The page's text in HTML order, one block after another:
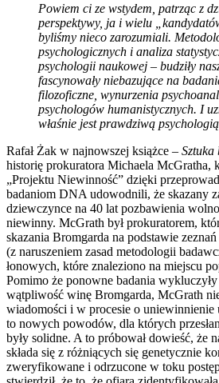
Powiem ci ze wstydem, patrząc z
perspektywy, ja i wielu
byliśmy nieco zarozumiali.
psychologicznych i analiza
psychologii naukowej – budziły
fascynowały niebazujące na
filozoficzne, wynurzenia
psychologów humanistycznych. I
właśnie jest prawdziwą
Rafał Żak w najnowszej książce – Sztuka
historię prokuratora Michaela McGratha,
„Projektu Niewinność” dzięki
badaniom DNA udowodnili, że skazany
dziewczynce na 40 lat pozbawienia
niewinny. McGrath był prokuratorem,
skazania Bromgarda na podstawie
(z naruszeniem zasad metodologii
łonowych, które znaleziono na miejscu
Pomimo że ponowne badania
wątpliwość winę Bromgarda, McGrath
wiadomości i w procesie o uniewinnienie
to nowych powodów, dla których
były solidne. A to próbował dowieść, że
składa się z różniących się genetycznie
zweryfikowane i odrzucone w toku